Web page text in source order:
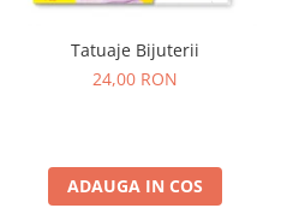
Tatuaje Bijuterii
24,00 RON
ADAUGA IN COS